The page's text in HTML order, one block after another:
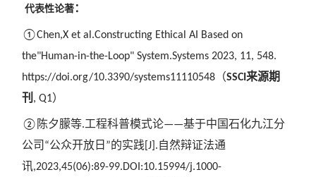
代表性论著：
①Chen,X et al.Constructing Ethical AI Based on
the"Human-in-the-Loop" System.Systems2023, 11, 548.
https://doi.org/10.3390/systems11110548 （SSCI来源期
刊 , Q1）
② 陈夕朦等.工程科普模式论——基于中国石化九江分
公司 “公众开放日 ”的实践 [J].自然辩证法通
讯,2023,45(06):89-99.DOI:10.15994/j.1000-